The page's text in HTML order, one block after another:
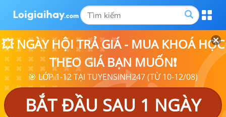
💥 NGÀY HỘI TRẢ GIÁ - MUA KHOÁ HỌC
THEO GIÁ BẠN MUỐN❗
🎯 LỚP 1-12 TẠI TUYENSINH247 (TỪ 10-12/08)
BẮT ĐẦU SAU 1 NGÀY